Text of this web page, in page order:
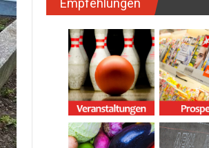
Empfehlungen